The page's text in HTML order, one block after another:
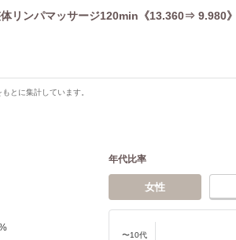
リンパマッサージ120min《13.360⇒ 9.980》
とに集計しています。
年代比率
女性
〜10代